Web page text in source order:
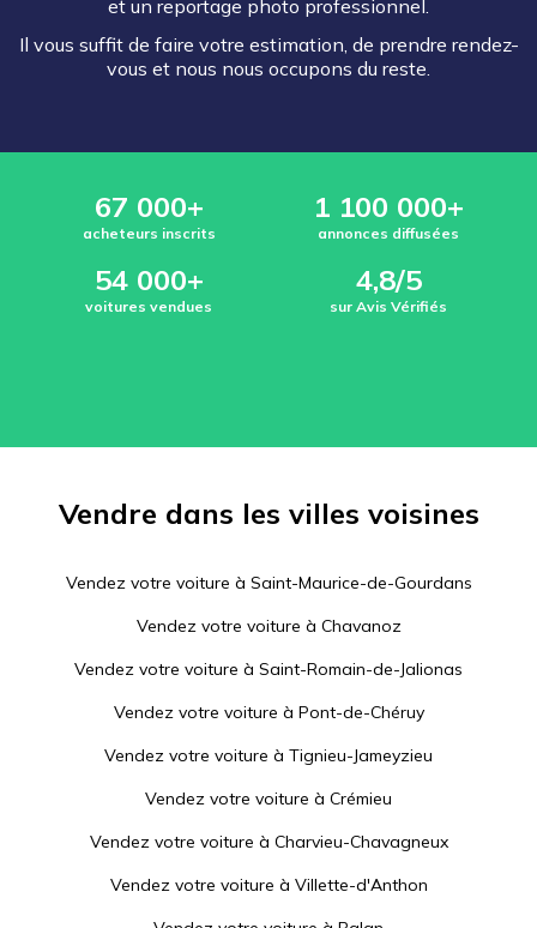
et un reportage photo professionnel.
Il vous suffit de faire votre estimation, de prendre rendez-
vous et nous nous occupons du reste.
67 000+
acheteurs inscrits
1 100 000+
annonces diffusées
54 000+
voitures vendues
4,8/5
sur Avis Vérifiés
Vendre dans les villes voisines
Vendez votre voiture à Saint-Maurice-de-Gourdans
Vendez votre voiture à Chavanoz
Vendez votre voiture à Saint-Romain-de-Jalionas
Vendez votre voiture à Pont-de-Chéruy
Vendez votre voiture à Tignieu-Jameyzieu
Vendez votre voiture à Crémieu
Vendez votre voiture à Charvieu-Chavagneux
Vendez votre voiture à Villette-d'Anthon